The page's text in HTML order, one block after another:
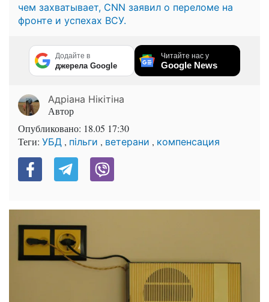
чем захватывает, CNN заявил о переломе на
фронте и успехах ВСУ.
Додайте в
джерела Google
Читайте нас у
Google News
Адріана Нікітіна
Автор
Опубликовано: 18.05 17:30
Теги: УБД , пільги , ветерани , компенсация